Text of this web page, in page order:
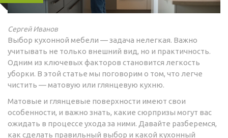
Сергей Иванов
Выбор кухонной мебели — задача нелегкая. Важно
учитывать не только внешний вид, но и практичность.
Одним из ключевых факторов становится легкость
уборки. В этой статье мы поговорим о том, что легче
чистить — матовую или глянцевую кухню.
Матовые и глянцевые поверхности имеют свои
особенности, и важно знать, какие сюрпризы могут вас
ожидать в процессе ухода за ними. Давайте разберемся,
как сделать правильный выбор и какой кухонный